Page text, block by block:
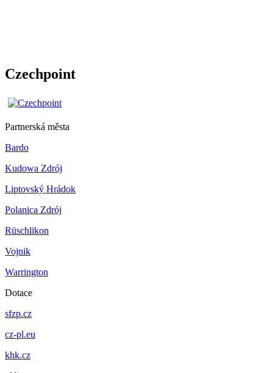
Czechpoint
Partnerská města
Bardo
Kudowa Zdrój
Liptovský Hrádok
Polanica Zdrój
Rüschlikon
Vojnik
Warrington
Dotace
sfzp.cz
cz-pl.eu
khk.cz